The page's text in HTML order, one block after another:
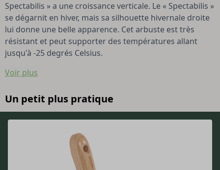
Spectabilis » a une croissance verticale. Le « Spectabilis »
se dégarnit en hiver, mais sa silhouette hivernale droite
lui donne une belle apparence. Cet arbuste est très
résistant et peut supporter des températures allant
jusqu'à -25 degrés Celsius.
Voir plus
Un petit plus pratique